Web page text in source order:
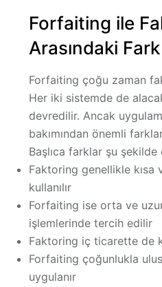
Forfaiting ile
Arasındaki Fark
Forfaiting çoğu zaman
Her iki sistemde de
devredilir. Ancak
bakımından önemli
Başlıca farklar şu
Faktoring genellikle kısa
kullanılır
Forfaiting ise orta ve
işlemlerinde tercih edilir
Faktoring iç ticarette de
Forfaiting çoğunlukla
uygulanır